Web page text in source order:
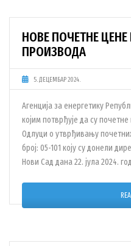
НОВЕ ПОЧЕТНЕ
ПРОИЗВОДА
5. ДЕЦЕМБАР 2024.
Агенција за енергетику
којим потврђује да су
Одлуци о утврђивању
број: 05-101 коју су донели
Нови Сад дана 22. јула 2024.